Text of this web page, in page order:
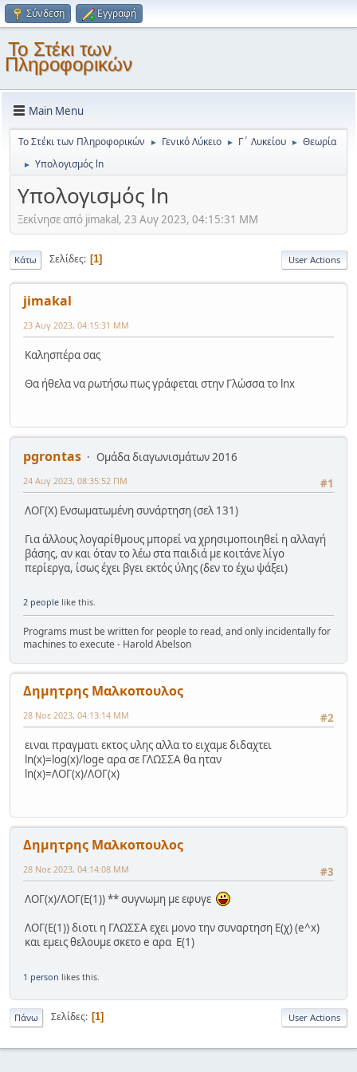
Σύνδεση Εγγραφή
Το Στέκι των
Πληροφορικών
Main Menu
Το Στέκι των Πληροφορικών ► Γενικό Λύκειο ► Γ΄ Λυκείου ► Θεωρία
► Υπολογισμός ln
Υπολογισμός ln
Ξεκίνησε από jimakal, 23 Αυγ 2023, 04:15:31 ΜΜ
Κάτω Σελίδες 1 User Actions
jimakal
23 Αυγ 2023, 04:15:31 ΜΜ
Καλησπέρα σας
Θα ήθελα να ρωτήσω πως γράφεται στην Γλώσσα το lnx
pgrontas
Ομάδα διαγωνισμάτων 2016
#1
24 Αυγ 2023, 08:35:52 ΠΜ
ΛΟΓ(Χ) Ενσωματωμένη συνάρτηση (σελ 131)
Για άλλους λογαρίθμους μπορεί να χρησιμοποιηθεί η αλλαγή
βάσης, αν και όταν το λέω στα παιδιά με κοιτάνε λίγο
περίεργα, ίσως έχει βγει εκτός ύλης (δεν το έχω ψάξει)
2 people like this.
Programs must be written for people to read, and only incidentally for
machines to execute - Harold Abelson
Δημητρης Μαλκοπουλος
#2
28 Νοε 2023, 04:13:14 ΜΜ
ειναι πραγματι εκτος υλης αλλα το ειχαμε διδαχτει
ln(x)=log(x)/loge αρα σε ΓΛΩΣΣΑ θα ηταν
ln(x)=ΛΟΓ(x)/ΛΟΓ(x)
Δημητρης Μαλκοπουλος
#3
28 Νοε 2023, 04:14:08 ΜΜ
ΛΟΓ(x)/ΛΟΓ(E(1)) ** συγνωμη με εφυγε
ΛΟΓ(Ε(1)) διοτι η ΓΛΩΣΣΑ εχει μονο την συναρτηση Ε(χ) (e^x)
και εμεις θελουμε σκετο e αρα E(1)
1 person likes this.
Πάνω Σελίδες 1 User Actions